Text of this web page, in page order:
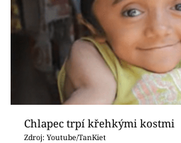
Sex a vztahy
Videa
Sledujte prima+
Přihlášení
Chlapec trpí křehkými kostmi
Zdroj: Youtube/TanKiet